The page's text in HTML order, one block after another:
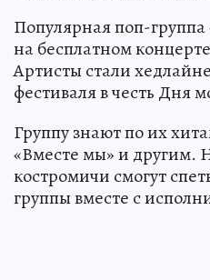
Популярная поп-группа
на бесплатном
Артисты стали
фестиваля в честь Дня
Группу знают по их
«Вместе мы» и другим.
костромичи смогут
группы вместе с